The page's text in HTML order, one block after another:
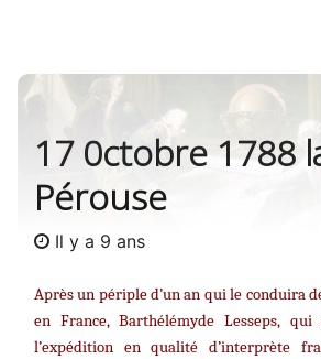
17 0ctobre 1788
Pérouse
Il y a 9 ans
Après un périple d’un an qui le conduira
en France, Barthélémyde Lesseps,
l’expédition en qualité d’interprète